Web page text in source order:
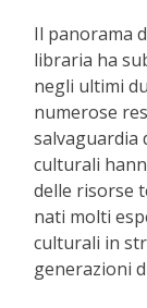
Il panorama
libraria ha
negli ultimi
numerose
salvaguardia
culturali
delle risorse
nati molti
culturali in
generazioni